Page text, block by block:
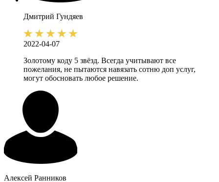
Дмитрий Гундяев
2022-04-07
Золотому коду 5 звёзд. Всегда учитывают все
пожелания, не пытаются навязать сотню доп услуг,
могут обосновать любое решение.
Алексей Ранников